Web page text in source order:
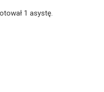
1 asystę.